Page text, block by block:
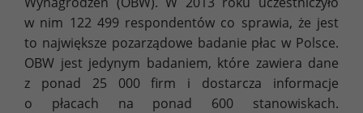
w nim 122 499 respondentów co sprawia, że jest
to największe pozarządowe badanie płac w Polsce.
OBW jest jedynym badaniem, które zawiera dane
z ponad 25 000 firm i dostarcza informacje
o płacach na ponad 600 stanowiskach.